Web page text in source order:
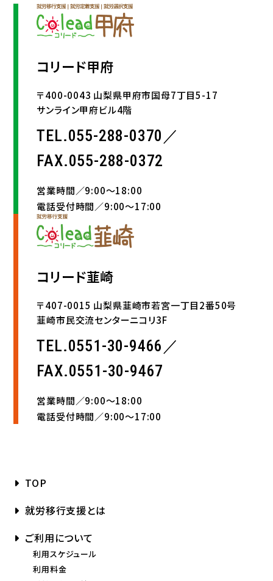
コリード甲府
〒400-0043 山梨県甲府市国母7丁目5-17
サンライン甲府ビル4階
TEL.055-288-0370／
FAX.055-288-0372
営業時間／9:00〜18:00
電話受付時間／9:00〜17:00
コリード韮崎
〒407-0015 山梨県韮崎市若宮一丁目2番50号
韮崎市民交流センターニコリ3F
TEL.0551-30-9466／
FAX.0551-30-9467
営業時間／9:00〜18:00
電話受付時間／9:00〜17:00
TOP
就労移行支援とは
ご利用について
利用スケジュール
利用料金